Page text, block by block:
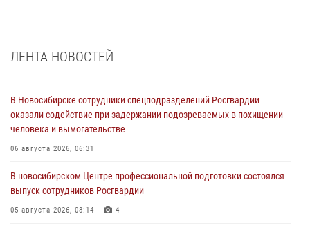
ЛЕНТА НОВОСТЕЙ
В Новосибирске сотрудники спецподразделений Росгвардии
оказали содействие при задержании подозреваемых в похищении
человека и вымогательстве
06 августа 2026, 06:31
В новосибирском Центре профессиональной подготовки состоялся
выпуск сотрудников Росгвардии
05 августа 2026, 08:14 4